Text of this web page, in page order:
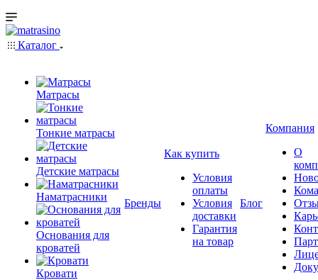
Каталог
Матрасы
Тонкие матрасы
Детские матрасы
Наматрасники
Основания для
кроватей
Кровати
Бренды
Как купить
Условия
оплаты
Условия
доставки
Гарантия
на товар
Блог
Компания
О